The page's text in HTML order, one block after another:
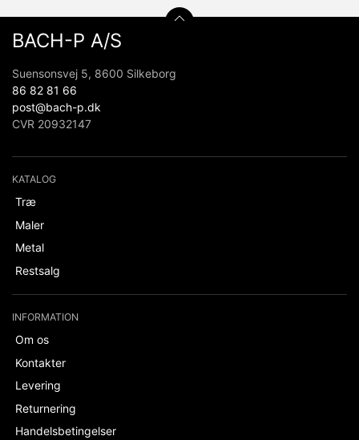
BACH-P A/S
Suensonsvej 5, 8600 Silkeborg
86 82 81 66
post@bach-p.dk
CVR 20932147
KATALOG
Træ
Maler
Metal
Restsalg
INFORMATION
Om os
Kontakter
Levering
Returnering
Handelsbetingelser